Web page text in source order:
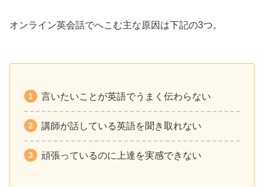
オンライン英会話でへこむ主な原因は下記の3つ。
言いたいことが英語でうまく伝わらない
講師が話している英語を聞き取れない
頑張っているのに上達を実感できない